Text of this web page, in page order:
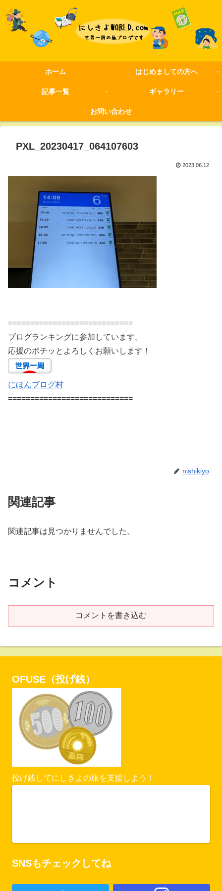
ホーム はじめましての方へ
記事一覧 ギャラリー
お問い合わせ
PXL_20230417_064107603
2023.06.12
============================
ブログランキングに参加しています。
応援のポチッとよろしくお願いします！
にほんブログ村
============================
nishikiyo
関連記事
関連記事は見つかりませんでした。
コメント
コメントを書き込む
OFUSE（投げ銭）
投げ銭してにしきよの旅を支援しよう！
SNSもチェックしてね